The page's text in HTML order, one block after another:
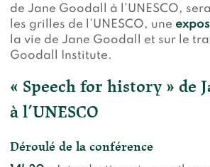
de Jane Goodall à l’UNESCO,
les grilles de l’UNESCO, une
la vie de Jane Goodall et sur le
Goodall Institute.
« Speech for history » de
à l’UNESCO
Déroulé de la conférence